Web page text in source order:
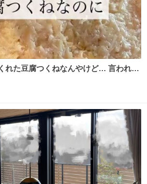
豆腐つくねなんやけど… 言われる
なかった🤣✨ふわふわで食べ応えある
しれん🥹🤍 ダイエット中でも